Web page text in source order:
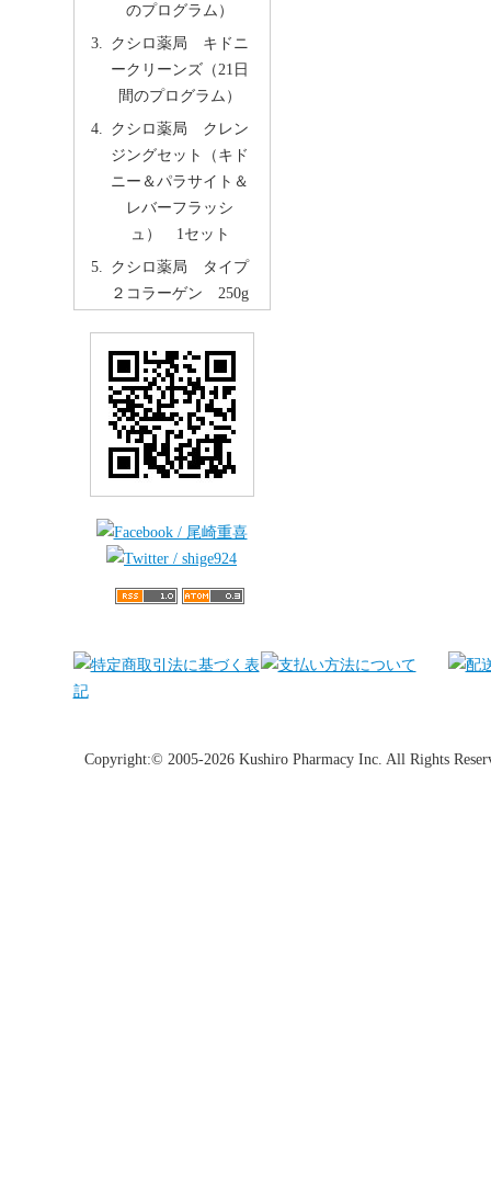
のプログラム）
クシロ薬局 キドニ
ークリーンズ（21日
間のプログラム）
クシロ薬局 クレン
ジングセット（キド
ニー＆パラサイト＆
レバーフラッシ
ュ） 1セット
クシロ薬局 タイプ
２コラーゲン 250g
Copyright:© 2005-2026 Kushiro Pharmacy Inc. All Rights